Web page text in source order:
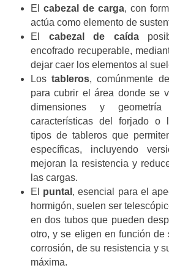
El cabezal de carga, con
actúa como elemento de
El cabezal de caída
encofrado recuperable,
dejar caer los elementos al
Lostableros, comúnmente
para cubrir el área donde se
dimensiones y
características del forjado o
tipos de tableros que
específicas, incluyendo
mejoran la resistencia y
las cargas.
El puntal , esencial para el
hormigón, suelen ser
en dos tubos que pueden
otro, y se eligen en función de
corrosión, de su resistencia y
máxima.